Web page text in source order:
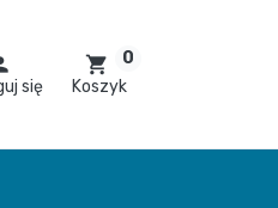
się
shopping_cart
Koszyk
0